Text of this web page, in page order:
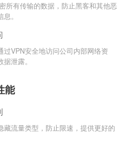
所有传输的数据，防止黑客和其他恶
。
过VPN安全地访问公司内部网络资
泄露。
能
藏流量类型，防止限速，提供更好的